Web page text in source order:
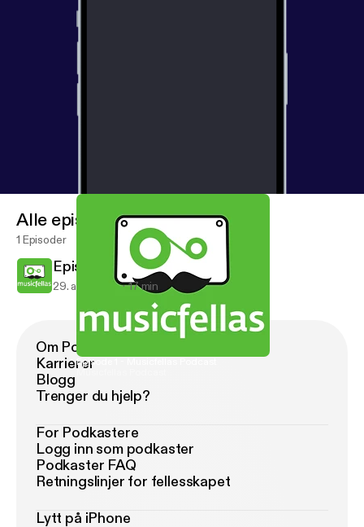
Episode 1 - Musicfellas Podcast
Alle episoder
1 Episoder
Episode 1 - Musicfellas Podcast
29. april 2013 17 min
Om Podimo
Karrierer
Blogg
Trenger du hjelp?
For Podkastere
Logg inn som podkaster
Podkaster FAQ
Retningslinjer for fellesskapet
Lytt på iPhone